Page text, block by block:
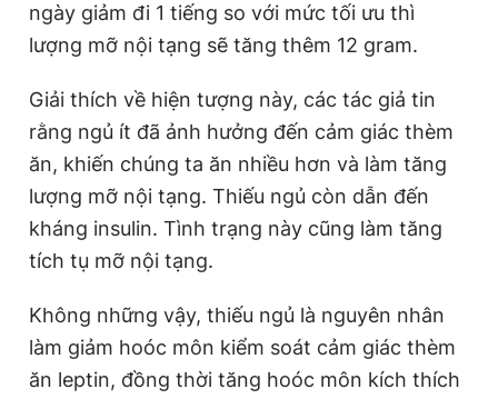
ngày giảm đi 1 tiếng so với mức tối ưu thì
lượng mỡ nội tạng sẽ tăng thêm 12 gram.
Giải thích về hiện tượng này, các tác giả tin
rằng ngủ ít đã ảnh hưởng đến cảm giác thèm
ăn, khiến chúng ta ăn nhiều hơn và làm tăng
lượng mỡ nội tạng. Thiếu ngủ còn dẫn đến
kháng insulin. Tình trạng này cũng làm tăng
tích tụ mỡ nội tạng.
Không những vậy, thiếu ngủ là nguyên nhân
làm giảm hoóc môn kiểm soát cảm giác thèm
ăn leptin, đồng thời tăng hoóc môn kích thích